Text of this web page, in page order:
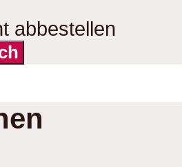
abbestellen